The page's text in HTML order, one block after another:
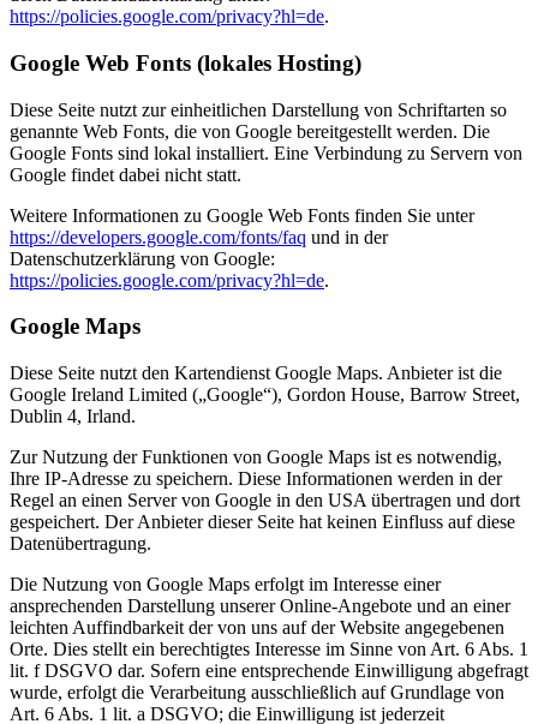
https://policies.google.com/privacy?hl=de.
Google Web Fonts (lokales Hosting)
Diese Seite nutzt zur einheitlichen Darstellung von Schriftarten so
genannte Web Fonts, die von Google bereitgestellt werden. Die
Google Fonts sind lokal installiert. Eine Verbindung zu Servern von
Google findet dabei nicht statt.
Weitere Informationen zu Google Web Fonts finden Sie unter
https://developers.google.com/fonts/faq und in der
Datenschutzerklärung von Google:
https://policies.google.com/privacy?hl=de.
Google Maps
Diese Seite nutzt den Kartendienst Google Maps. Anbieter ist die
Google Ireland Limited („Google“), Gordon House, Barrow Street,
Dublin 4, Irland.
Zur Nutzung der Funktionen von Google Maps ist es notwendig,
Ihre IP-Adresse zu speichern. Diese Informationen werden in der
Regel an einen Server von Google in den USA übertragen und dort
gespeichert. Der Anbieter dieser Seite hat keinen Einfluss auf diese
Datenübertragung.
Die Nutzung von Google Maps erfolgt im Interesse einer
ansprechenden Darstellung unserer Online-Angebote und an einer
leichten Auffindbarkeit der von uns auf der Website angegebenen
Orte. Dies stellt ein berechtigtes Interesse im Sinne von Art. 6 Abs. 1
lit. f DSGVO dar. Sofern eine entsprechende Einwilligung abgefragt
wurde, erfolgt die Verarbeitung ausschließlich auf Grundlage von
Art. 6 Abs. 1 lit. a DSGVO; die Einwilligung ist jederzeit